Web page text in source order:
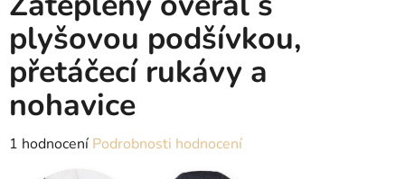
plyšovou podšívkou,
přetáčecí rukávy a
nohavice
Průměrné
hodnocení
1 hodnocení Podrobnosti hodnocení